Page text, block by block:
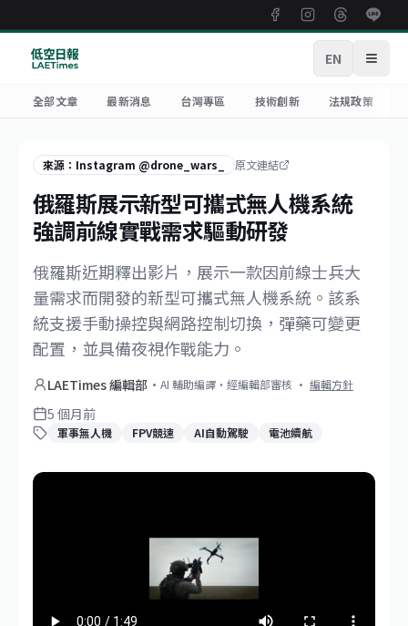
EN 開啟
全部文章 最新消息 台灣專區 技術創新 法規政策
來源：Instagram @drone_wars_ 原文連結
俄羅斯展示新型可攜式無人機系統
強調前線實戰需求驅動研發
俄羅斯近期釋出影片，展示一款因前線士兵大
量需求而開發的新型可攜式無人機系統。該系
統支援手動操控與網路控制切換，彈藥可變更
配置，並具備夜視作戰能力。
LAETimes 編輯部 · AI 輔助編譯・經編輯部審核 · 編輯方針
5 個月前
軍事無人機 FPV競速 AI自動駕駛 電池續航